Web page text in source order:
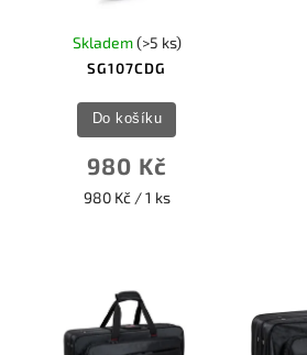
SG107CDG
Skladem(>5 ks)
980 Kč
980 Kč / 1 ks
Do košíku